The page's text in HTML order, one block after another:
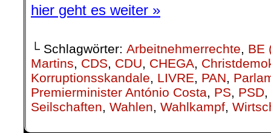
hier geht es weiter »
└ Schlagwörter: Arbeitnehmerrechte, BE
Martins, CDS, CDU, CHEGA,
Korruptionsskandale, LIVRE, PAN,
Premierminister António Costa, PS, PSD,
Seilschaften, Wahlen, Wahlkampf,